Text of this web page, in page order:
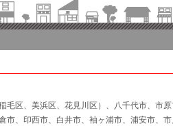
毛区、美浜区、花見川区）、八千代市、市原
、印西市、白井市、袖ヶ浦市、浦安市、市